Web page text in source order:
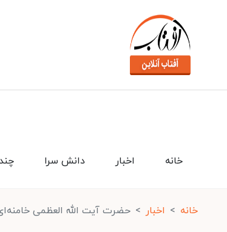
دانش سرا اخبار خانه
خانه اخبار حضرت آیت الله العظمی